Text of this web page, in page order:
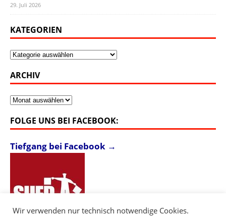
29. Juli 2026
KATEGORIEN
Kategorien
ARCHIV
Archiv
FOLGE UNS BEI FACEBOOK:
Tiefgang bei Facebook →
Wir verwenden nur technisch notwendige Cookies.